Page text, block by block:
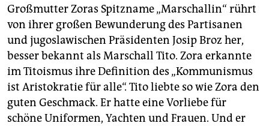
Großmutter Zoras Spitzname „Marschallin“ rührt
von ihrer großen Bewunderung des Partisanen
und jugoslawischen Präsidenten Josip Broz her,
besser bekannt als Marschall Tito. Zora erkannte
im Titoismus ihre Definition des „Kommunismus
ist Aristokratie für alle“. Tito liebte so wie Zora den
guten Geschmack. Er hatte eine Vorliebe für
schöne Uniformen, Yachten und Frauen. Und er